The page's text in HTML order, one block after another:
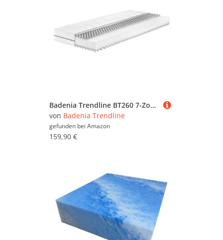
Badenia Trendline BT260 7-Zonen Kaltschaummatratze, Stiftung Warentest Testurteil GUT Ausgabe 03/2022 , Härtegrad 2 (H2 - weich), 90 x 200 cm, Öko-Tex Zertifiziert
von Badenia Trendline
gefunden bei Amazon
159,90 €